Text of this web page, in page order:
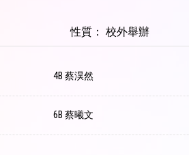
性質： 校外舉辦
4B 蔡淏然
6B 蔡曦文